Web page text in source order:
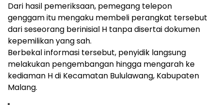
Dari hasil pemeriksaan, pemegang telepon
genggam itu mengaku membeli perangkat tersebut
dari seseorang berinisial H tanpa disertai dokumen
kepemilikan yang sah.
Berbekal informasi tersebut, penyidik langsung
melakukan pengembangan hingga mengarah ke
kediaman H di Kecamatan Bululawang, Kabupaten
Malang.